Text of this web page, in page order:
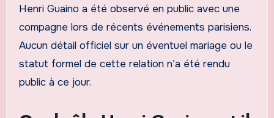
Henri Guaino a été observé en public avec une
compagne lors de récents événements parisiens.
Aucun détail officiel sur un éventuel mariage ou le
statut formel de cette relation n’a été rendu
public à ce jour.